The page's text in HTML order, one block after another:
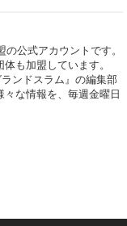
公式アカウントです。
も加盟しています。
ンドスラム』の編集部
な情報を、毎週金曜日